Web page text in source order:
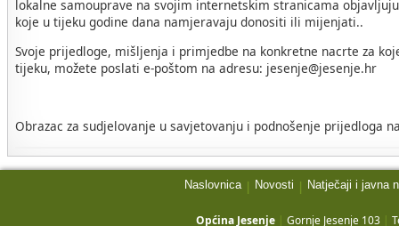
lokalne samouprave na svojim internetskim stranicama
koje u tijeku godine dana namjeravaju donositi ili mijenjati..
Svoje prijedloge, mišljenja i primjedbe na konkretne nacrte za
tijeku, možete poslati e-poštom na adresu: jesenje@jesenje.hr
Obrazac za sudjelovanje u savjetovanju i podnošenje prijedloga
Naslovnica | Novosti | Natječaji i javna
Općina Jesenje | Gornje Jesenje 103 |